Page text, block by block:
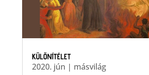
KÜLÖNÍTÉLET
2020. jún | másvilág